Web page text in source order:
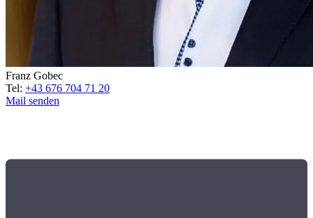
Franz Gobec
Tel: +43 676 704 71 20
Mail senden